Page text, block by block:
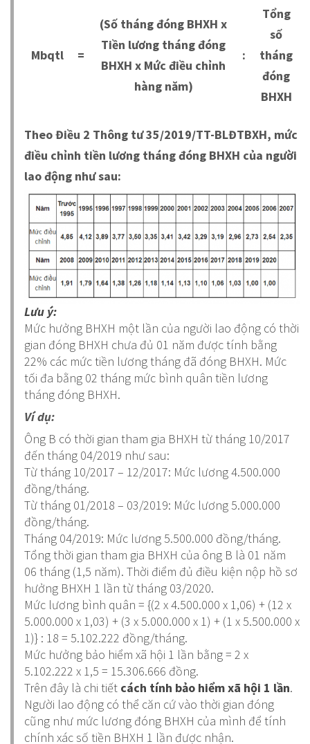
Mbqtl =
(Số tháng đóng BHXH x
Tiền lương tháng đóng
BHXH x Mức điều chỉnh
hàng năm)
:
Tổng
số
tháng
đóng
BHXH
Theo Điều 2 Thông tư 35/2019/TT-BLĐTBXH, mức
điều chỉnh tiền lương tháng đóng BHXH của người
lao động như sau:
Lưu ý:
Mức hưởng BHXH một lần của người lao động có thời
gian đóng BHXH chưa đủ 01 năm được tính bằng
22% các mức tiền lương tháng đã đóng BHXH. Mức
tối đa bằng 02 tháng mức bình quân tiền lương
tháng đóng BHXH.
Ví dụ:
Ông B có thời gian tham gia BHXH từ tháng 10/2017
đến tháng 04/2019 như sau:
Từ tháng 10/2017 – 12/2017: Mức lương 4.500.000
đồng/tháng.
Từ tháng 01/2018 – 03/2019: Mức lương 5.000.000
đồng/tháng.
Tháng 04/2019: Mức lương 5.500.000 đồng/tháng.
Tổng thời gian tham gia BHXH của ông B là 01 năm
06 tháng (1,5 năm). Thời điểm đủ điều kiện nộp hồ sơ
hưởng BHXH 1 lần từ tháng 03/2020.
Mức lương bình quân = {(2 x 4.500.000 x 1,06) + (12 x
5.000.000 x 1,03) + (3 x 5.000.000 x 1) + (1 x 5.500.000 x
1)} : 18 = 5.102.222 đồng/tháng.
Mức hưởng bảo hiểm xã hội 1 lần bằng = 2 x
5.102.222 x 1,5 = 15.306.666 đồng.
Trên đây là chi tiết cách tính bảo hiểm xã hội 1 lần.
Người lao động có thể căn cứ vào thời gian đóng
cũng như mức lương đóng BHXH của mình để tính
chính xác số tiền BHXH 1 lần được nhận.